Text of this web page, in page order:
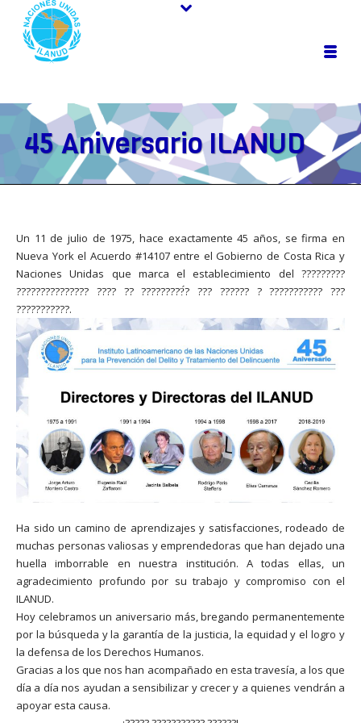
45 Aniversario ILANUD
Un 11 de julio de 1975, hace exactamente 45 años, se firma en
Nueva York el Acuerdo #14107 entre el Gobierno de Costa Rica y
Naciones Unidas que marca el establecimiento del ?????????
??????????????? ???? ?? ?????????́? ??? ?????? ? ??????????? ???
???????????.
Ha sido un camino de aprendizajes y satisfacciones, rodeado de
muchas personas valiosas y emprendedoras que han dejado una
huella imborrable en nuestra institución. A todas ellas, un
agradecimiento profundo por su trabajo y compromiso con el
ILANUD.
Hoy celebramos un aniversario más, bregando permanentemente
por la búsqueda y la garantía de la justicia, la equidad y el logro y
la defensa de los Derechos Humanos.
Gracias a los que nos han acompañado en esta travesía, a los que
día a día nos ayudan a sensibilizar y crecer y a quienes vendrán a
apoyar esta causa.